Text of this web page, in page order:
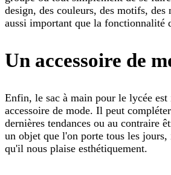
design, des couleurs, des motifs, des
aussi important que la fonctionnalité
Un accessoire de
Enfin, le sac à main pour le lycée
accessoire de mode. Il peut
dernières tendances ou au contraire
un objet que l'on porte tous les jours,
qu'il nous plaise esthétiquement.